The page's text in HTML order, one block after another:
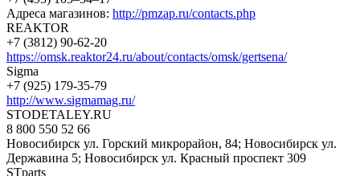
Адреса магазинов: http://pmzap.ru/contacts.php
REAKTOR
+7 (3812) 90-62-20
https://omsk.reaktor24.ru/about/contacts/omsk/gertsena/
Sigma
+7 (925) 179-35-79
http://www.sigmamag.ru/
STODETALEY.RU
8 800 550 52 66
Новосибирск ул. Горский микрорайон, 84; Новосибирск ул.
Державина 5; Новосибирск ул. Красный проспект 309
STparts